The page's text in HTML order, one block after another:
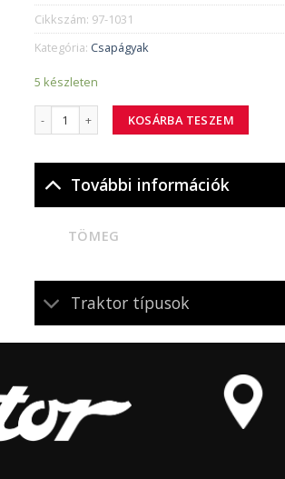
Cikkszám: 97-1031
Kategória: Csapágyak
5 készleten
97-1031 csapágy 6203-2RS C3 mennyiség
KOSÁRBA TESZEM
További információk
TÖMEG
Traktor típusok